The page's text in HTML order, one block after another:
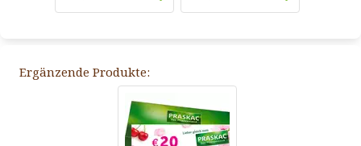
Ergänzende Produkte: